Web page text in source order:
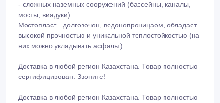
- сложных наземных сооружений (бассейны, каналы,
мосты, виадуки).
Мостопласт - долговечен, водонепроницаем, обладает
высокой прочностью и уникальной теплостойкостью (на
них можно укладывать асфальт).
Доставка в любой регион Казахстана. Товар полностью
сертифицирован. Звоните!
Доставка в любой регион Казахстана. Товар полностью